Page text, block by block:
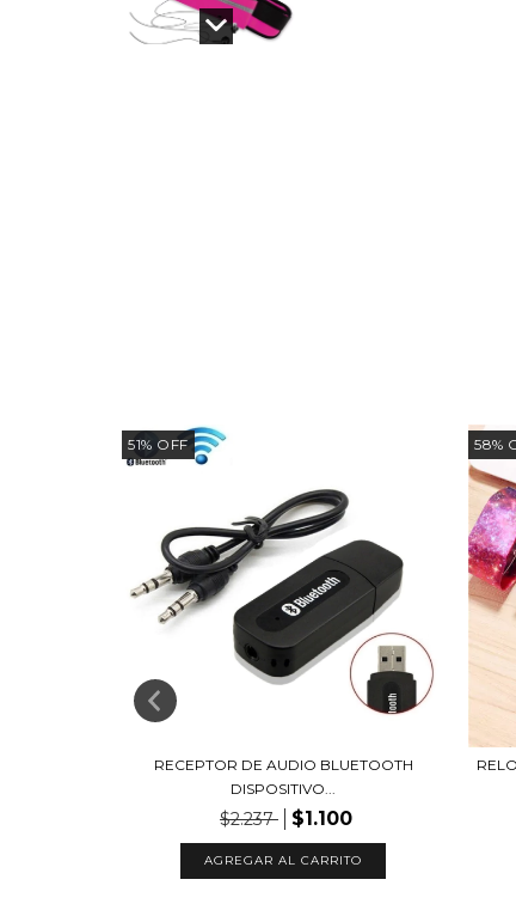
51% OFF
RECEPTOR DE AUDIO BLUETOOTH
DISPOSITIVO...
$2.237 $1.100
AGREGAR AL CARRITO
58%